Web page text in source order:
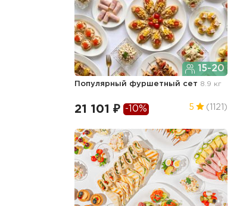
15-20
Популярный фуршетный сет 8.9 кг
21 101 ₽ -10% 5 (1121)